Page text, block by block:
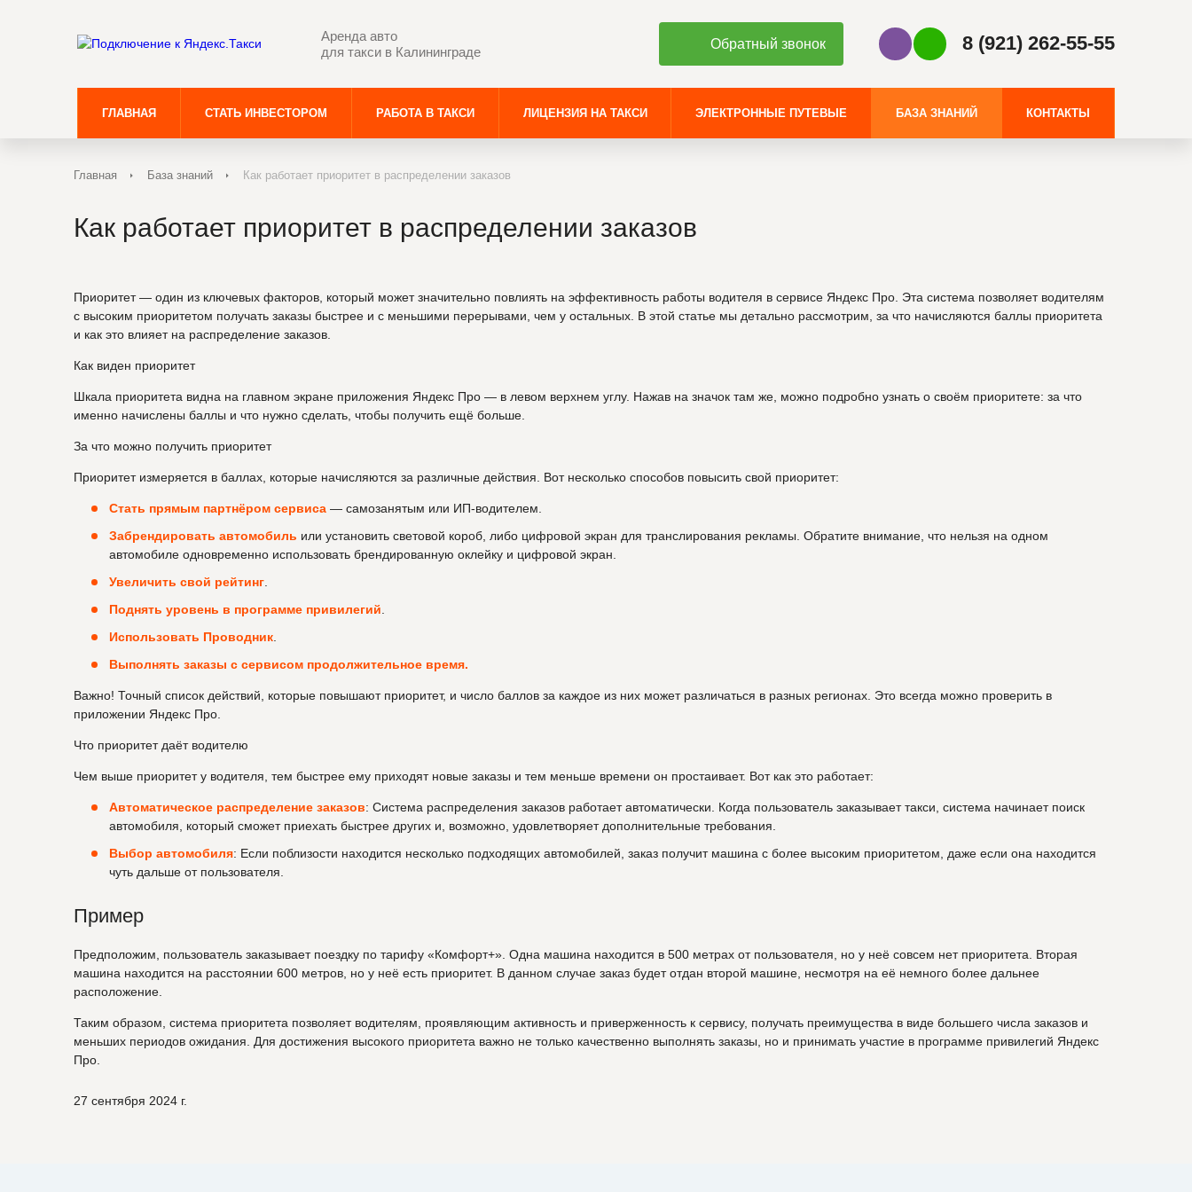
Аренда авто
для такси в Калининграде
Обратный звонок
Наш ViberНаш WhatsApp
8 (921) 262-55-55
ГЛАВНАЯ СТАТЬ ИНВЕСТОРОМ РАБОТА В ТАКСИ ЛИЦЕНЗИЯ НА ТАКСИ ЭЛЕКТРОННЫЕ ПУТЕВЫЕ БАЗА ЗНАНИЙ КОНТАКТЫ
Главная База знаний Как работает приоритет в распределении заказов
Как работает приоритет в распределении заказов
Приоритет — один из ключевых факторов, который может значительно повлиять на эффективность работы водителя в сервисе Яндекс Про. Эта система позволяет водителям
с высоким приоритетом получать заказы быстрее и с меньшими перерывами, чем у остальных. В этой статье мы детально рассмотрим, за что начисляются баллы приоритета
и как это влияет на распределение заказов.
Как виден приоритет
Шкала приоритета видна на главном экране приложения Яндекс Про — в левом верхнем углу. Нажав на значок там же, можно подробно узнать о своём приоритете: за что
именно начислены баллы и что нужно сделать, чтобы получить ещё больше.
За что можно получить приоритет
Приоритет измеряется в баллах, которые начисляются за различные действия. Вот несколько способов повысить свой приоритет:
Стать прямым партнёром сервиса — самозанятым или ИП-водителем.
Забрендировать автомобиль или установить световой короб, либо цифровой экран для транслирования рекламы. Обратите внимание, что нельзя на одном
автомобиле одновременно использовать брендированную оклейку и цифровой экран.
Увеличить свой рейтинг
Поднять уровень в программе привилегий
Использовать Проводник
Выполнять заказы с сервисом продолжительное время.
Важно! Точный список действий, которые повышают приоритет, и число баллов за каждое из них может различаться в разных регионах. Это всегда можно проверить в
приложении Яндекс Про.
Что приоритет даёт водителю
Чем выше приоритет у водителя, тем быстрее ему приходят новые заказы и тем меньше времени он простаивает. Вот как это работает:
Автоматическое распределение заказов: Система распределения заказов работает автоматически. Когда пользователь заказывает такси, система начинает поиск
автомобиля, который сможет приехать быстрее других и, возможно, удовлетворяет дополнительные требования.
Выбор автомобиля: Если поблизости находится несколько подходящих автомобилей, заказ получит машина с более высоким приоритетом, даже если она находится
чуть дальше от пользователя.
Пример
Предположим, пользователь заказывает поездку по тарифу «Комфорт+». Одна машина находится в 500 метрах от пользователя, но у неё совсем нет приоритета. Вторая
машина находится на расстоянии 600 метров, но у неё есть приоритет. В данном случае заказ будет отдан второй машине, несмотря на её немного более дальнее
расположение.
Таким образом, система приоритета позволяет водителям, проявляющим активность и приверженность к сервису, получать преимущества в виде большего числа заказов и
меньших периодов ожидания. Для достижения высокого приоритета важно не только качественно выполнять заказы, но и принимать участие в программе привилегий Яндекс
Про.
27 сентября 2024 г.